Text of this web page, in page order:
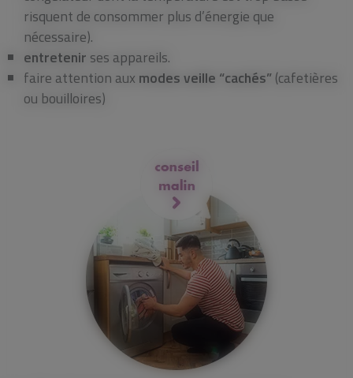
risquent de consommer plus d’énergie que
nécessaire).
entretenir ses appareils.
faire attention aux modes veille “cachés”(cafetières
ou bouilloires)